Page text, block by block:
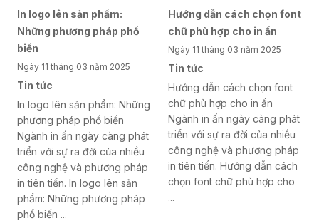
In logo lên sản phẩm:
Những phương pháp phổ
biến
Ngày 11 tháng 03 năm 2025
Tin tức
In logo lên sản phẩm: Những
phương pháp phổ biến
Ngành in ấn ngày càng phát
triển với sự ra đời của nhiều
công nghệ và phương pháp
in tiên tiến. In logo lên sản
phẩm: Những phương pháp
phổ biến ...
Hướng dẫn cách chọn font
chữ phù hợp cho in ấn
Ngày 11 tháng 03 năm 2025
Tin tức
Hướng dẫn cách chọn font
chữ phù hợp cho in ấn
Ngành in ấn ngày càng phát
triển với sự ra đời của nhiều
công nghệ và phương pháp
in tiên tiến. Hướng dẫn cách
chọn font chữ phù hợp cho
...